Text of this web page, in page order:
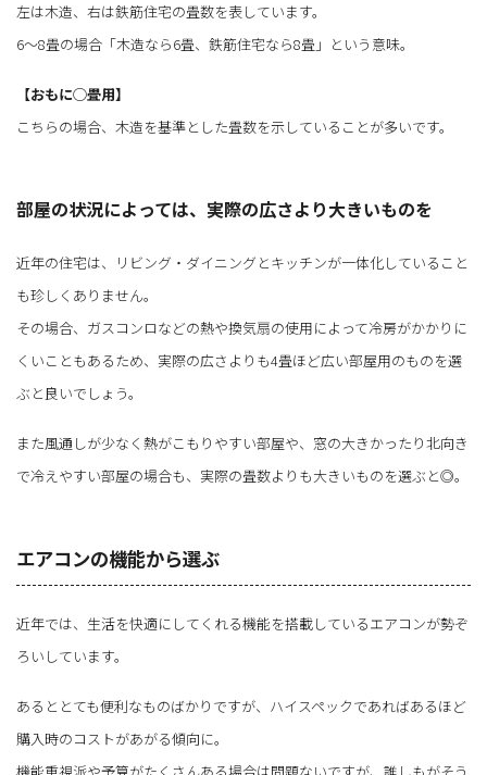
左は木造、右は鉄筋住宅の畳数を表しています。
6～8畳の場合「木造なら6畳、鉄筋住宅なら8畳」という意味。
【おもに◯畳用】
こちらの場合、木造を基準とした畳数を示していることが多いです。
部屋の状況によっては、実際の広さより大きいものを
近年の住宅は、リビング・ダイニングとキッチンが一体化していること
も珍しくありません。
その場合、ガスコンロなどの熱や換気扇の使用によって冷房がかかりに
くいこともあるため、実際の広さよりも4畳ほど広い部屋用のものを選
ぶと良いでしょう。
また風通しが少なく熱がこもりやすい部屋や、窓の大きかったり北向き
で冷えやすい部屋の場合も、実際の畳数よりも大きいものを選ぶと◎。
エアコンの機能から選ぶ
近年では、生活を快適にしてくれる機能を搭載しているエアコンが勢ぞ
ろいしています。
あるととても便利なものばかりですが、ハイスペックであればあるほど
購入時のコストがあがる傾向に。